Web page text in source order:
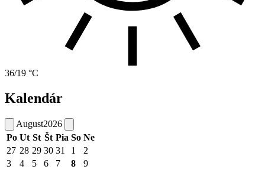
36/19 °C
Kalendár
August2026
Po Ut St Št Pia So Ne
27 28 29 30 31 1
2
3
4 5 6 7 8
9